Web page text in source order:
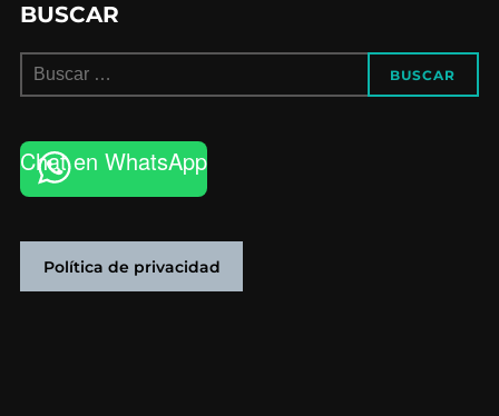
BUSCAR
Buscar:
BUSCAR
Chat en WhatsApp
Política de privacidad